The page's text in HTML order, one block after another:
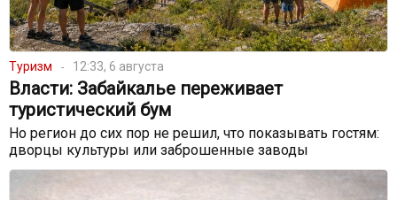
Туризм 12:33, 6 августа
Власти: Забайкалье переживает
туристический бум
Но регион до сих пор не решил, что показывать гостям:
дворцы культуры или заброшенные заводы